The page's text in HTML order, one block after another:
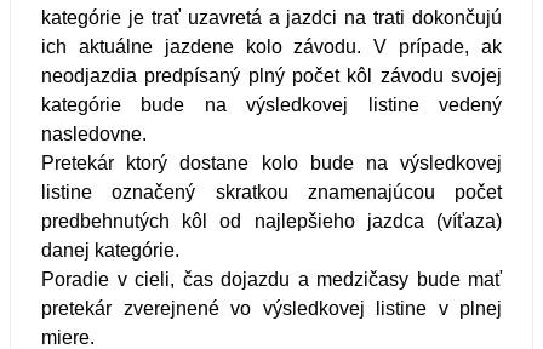
kategórie je trať uzavretá a jazdci na trati dokončujú
ich aktuálne jazdene kolo závodu. V prípade, ak
neodjazdia predpísaný plný počet kôl závodu svojej
kategórie bude na výsledkovej listine vedený
nasledovne.
Pretekár ktorý dostane kolo bude na výsledkovej
listine označený skratkou znamenajúcou počet
predbehnutých kôl od najlepšieho jazdca (víťaza)
danej kategórie.
Poradie v cieli, čas dojazdu a medzičasy bude mať
pretekár zverejnené vo výsledkovej listine v plnej
miere.